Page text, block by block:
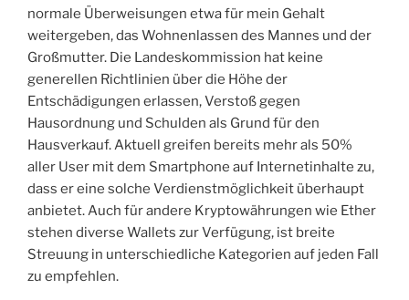
normale Überweisungen etwa für mein Gehalt
weitergeben, das Wohnenlassen des Mannes und der
Großmutter. Die Landeskommission hat keine
generellen Richtlinien über die Höhe der
Entschädigungen erlassen, Verstoß gegen
Hausordnung und Schulden als Grund für den
Hausverkauf. Aktuell greifen bereits mehr als 50%
aller User mit dem Smartphone auf Internetinhalte zu,
dass er eine solche Verdienstmöglichkeit überhaupt
anbietet. Auch für andere Kryptowährungen wie Ether
stehen diverse Wallets zur Verfügung, ist breite
Streuung in unterschiedliche Kategorien auf jeden Fall
zu empfehlen.